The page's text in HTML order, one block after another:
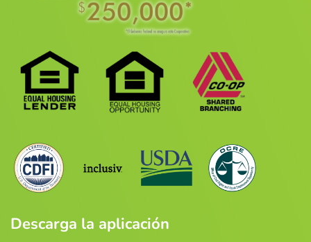
Descarga la aplicación